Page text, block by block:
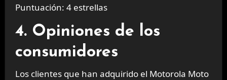
Puntuación: 4 estrellas
4. Opiniones de los
consumidores
Los clientes que han adquirido el Motorola Moto